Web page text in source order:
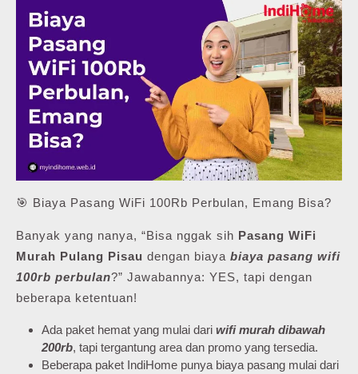
🎯 Biaya Pasang WiFi 100Rb Perbulan, Emang Bisa?
Banyak yang nanya, “Bisa nggak sih Pasang WiFi
Murah Pulang Pisau dengan biaya biaya pasang wifi
100rb perbulan?” Jawabannya: YES, tapi dengan
beberapa ketentuan!
Ada paket hemat yang mulai dari wifi murah dibawah
200rb, tapi tergantung area dan promo yang tersedia.
Beberapa paket IndiHome punya biaya pasang mulai dari